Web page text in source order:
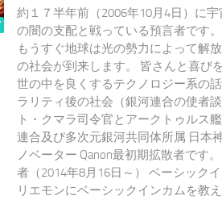
約１７半年前（2006年10月4日）に
の闇の支配と戦っている預言者です
もうすぐ地球は光の勢力によって解
の社会が到来します。 皆さんと喜び
世の中を良くするテクノロジー系の
ラリティ後の社会（銀河連合の使者
ト・クマラ司令官とアークトゥルス
連合及び多次元銀河共同体所属 日本
ノベーター Qanon最初期拡散者です
者（2014年8月16日～） ベーシック
リエモンにベーシックインカムを教